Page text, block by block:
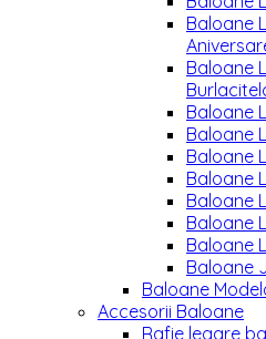
Baloane
Baloane
Baloane
Baloane
Baloane
Baloane
Baloane
Baloane
Baloane
Baloane
Baloane
Accesorii Baloane
Rafie legare